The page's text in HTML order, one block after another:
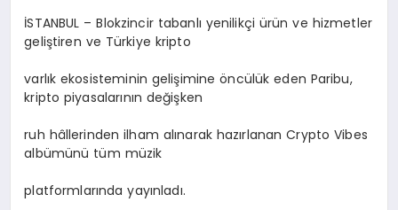
İSTANBUL – Blokzincir tabanlı yenilikçi ürün ve hizmetler
geliştiren ve Türkiye kripto
varlık ekosisteminin gelişimine öncülük eden Paribu,
kripto piyasalarının değişken
ruh hâllerinden ilham alınarak hazırlanan Crypto Vibes
albümünü tüm müzik
platformlarında yayınladı.